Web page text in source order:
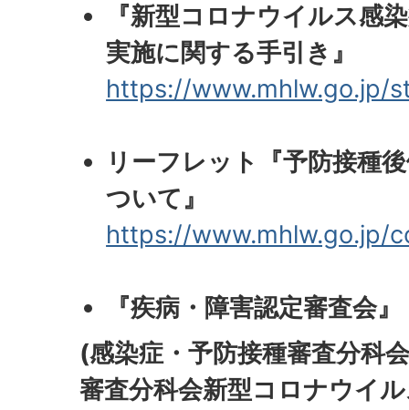
『新型コロナウイルス感
実施に関する手引き』
https://www.mhlw.go.jp/
リーフレット『予防接種
ついて』
https://www.mhlw.go.jp/
『疾病・障害認定審査会』
(感染症・予防接種審査分科
審査分科会新型コロナウイ